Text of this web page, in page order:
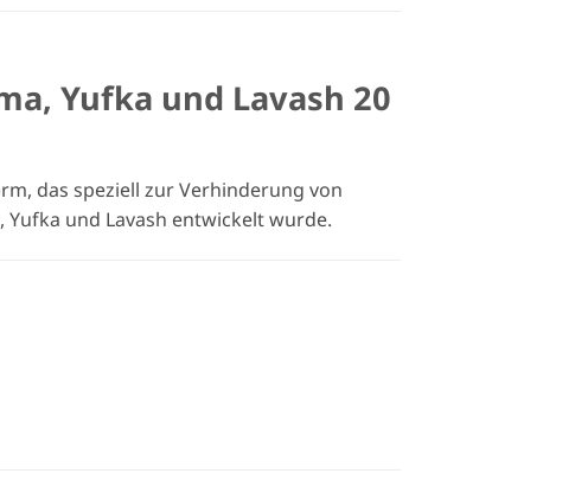
Yufka und Lavash 20
das speziell zur Verhinderung von
und Lavash entwickelt wurde.